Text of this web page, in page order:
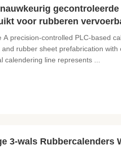
voor rubberen
precision-controlled PLC-based
rubber sheet prefabrication
line represents ...
3-wals Rubbercalenders